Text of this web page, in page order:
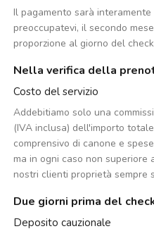
Il pagamento sarà
preoccupatevi, il secondo
proporzione al giorno del
Nella verifica della
Costo del servizio
Addebitiamo solo una
(IVA inclusa) dell'importo
comprensivo di canone e
ma in ogni caso non
nostri clienti proprietà sempre
Due giorni prima del
Deposito cauzionale